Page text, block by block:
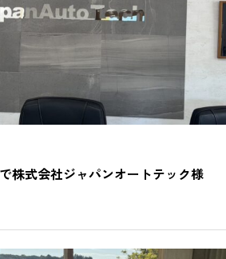
株式会社ジャパンオートテック様